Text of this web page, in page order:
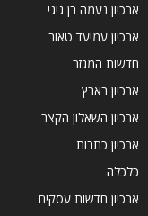
ארכיון נעמה בן גיגי
ארכיון עמיעד טאוב
חדשות המגזר
ארכיון בארץ
ארכיון השאלון הקצר
ארכיון כתבות
כלכלה
ארכיון חדשות עסקים